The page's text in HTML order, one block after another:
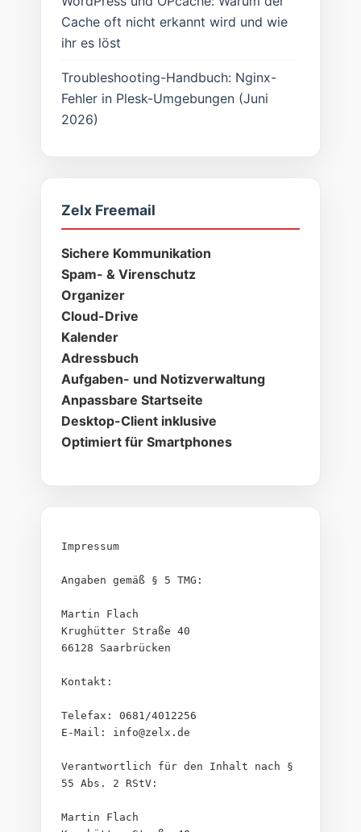
Cache oft nicht erkannt wird und wie
ihr es löst
Troubleshooting-Handbuch: Nginx-
Fehler in Plesk-Umgebungen (Juni
2026)
Zelx Freemail
Sichere Kommunikation
Spam- & Virenschutz
Organizer
Cloud-Drive
Kalender
Adressbuch
Aufgaben- und Notizverwaltung
Anpassbare Startseite
Desktop-Client inklusive
Optimiert für Smartphones
Impressum
Angaben gemäß § 5 TMG:
Martin Flach
Krughütter Straße 40
66128 Saarbrücken
Kontakt:
Telefax: 0681/4012256
E-Mail: info@zelx.de
Verantwortlich für den Inhalt nach §
55 Abs. 2 RStV:
Martin Flach